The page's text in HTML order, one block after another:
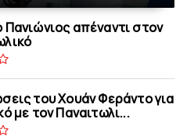
απέναντι στoν
του Χουάν Φεράντο για
με τoν Παναιτωλι...